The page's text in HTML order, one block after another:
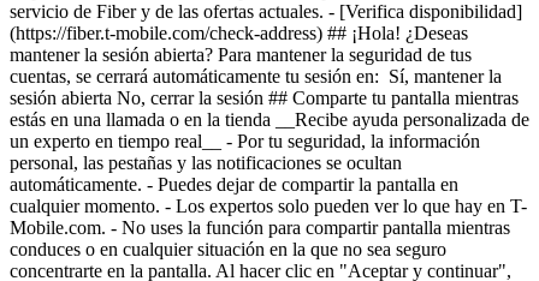
- [Verifica disponibilidad]
(https://fiber.t-mobile.com/check-address) ## ¡Hola! ¿Deseas
mantener la sesión abierta? Para mantener la seguridad de tus
cuentas, se cerrará automáticamente tu sesión en: Sí, mantener la
sesión abierta No, cerrar la sesión ## Comparte tu pantalla mientras
estás en una llamada o en la tienda __Recibe ayuda personalizada de
un experto en tiempo real__ - Por tu seguridad, la información
personal, las pestañas y las notificaciones se ocultan
automáticamente. - Puedes dejar de compartir la pantalla en
cualquier momento. - Los expertos solo pueden ver lo que hay en T-
Mobile.com. - No uses la función para compartir pantalla mientras
conduces o en cualquier situación en la que no sea seguro
concentrarte en la pantalla. Al hacer clic en "Aceptar y continuar",